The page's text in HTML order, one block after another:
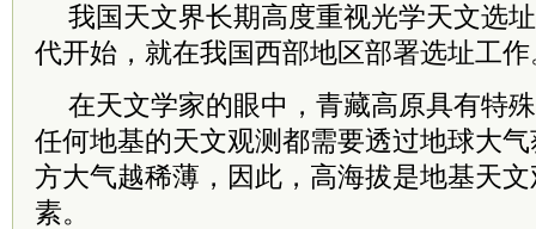
我国天文界长期高度重视光学天文选
代开始，就在我国西部地区部署选址工作
在天文学家的眼中，青藏高原具有特
任何地基的天文观测都需要透过地球大
方大气越稀薄，因此，高海拔是地基天
素。